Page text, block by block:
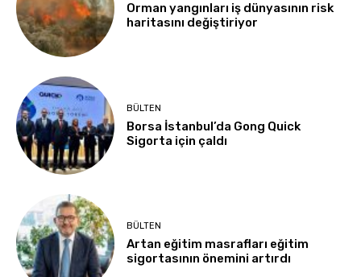
Orman yangınları iş dünyasının risk
haritasını değiştiriyor
BÜLTEN
Borsa İstanbul’da Gong Quick
Sigorta için çaldı
BÜLTEN
Artan eğitim masrafları eğitim
sigortasının önemini artırdı